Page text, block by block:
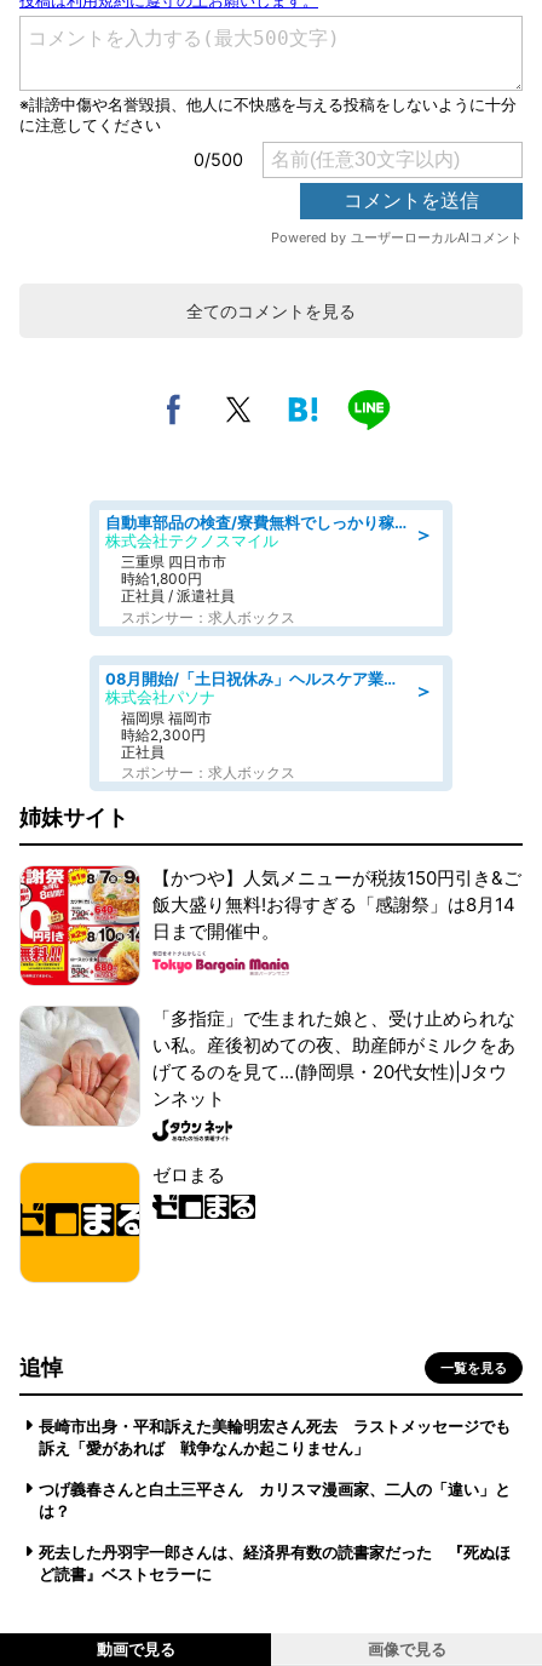
全てのコメントを見る
＞
自動車部品の検査/寮費無料でしっかり稼げる denso aichi
株式会社テクノスマイル
三重県 四日市市
時給1,800円
正社員 / 派遣社員
スポンサー：求人ボックス
＞
08月開始/「土日祝休み」ヘルスケア業界の産業保健師/高時給/未経験OK/要資格:保健師、正看護師
株式会社パソナ
福岡県 福岡市
時給2,300円
正社員
スポンサー：求人ボックス
姉妹サイト
【かつや】人気メニューが税抜150円引き&ご
飯大盛り無料!お得すぎる「感謝祭」は8月14
日まで開催中。
「多指症」で生まれた娘と、受け止められな
い私。産後初めての夜、助産師がミルクをあ
げてるのを見て...(静岡県・20代女性)|Jタウ
ンネット
ゼロまる
追悼 一覧を見る
長崎市出身・平和訴えた美輪明宏さん死去 ラストメッセージでも
訴え「愛があれば 戦争なんか起こりません」
つげ義春さんと白土三平さん カリスマ漫画家、二人の「違い」と
は？
死去した丹羽宇一郎さんは、経済界有数の読書家だった 『死ぬほ
ど読書』ベストセラーに
動画で見る 画像で見る